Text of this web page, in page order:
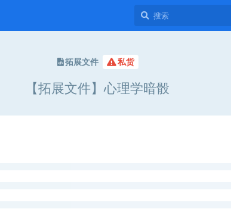
拓展文件 私货
【拓展文件】心理学暗骰